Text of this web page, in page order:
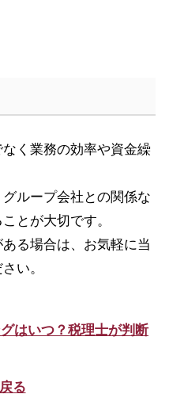
く業務の効率や資金繰
ループ会社との関係な
とが大切です。
る場合は、お気軽に当
い。
はいつ？税理士が判断
る